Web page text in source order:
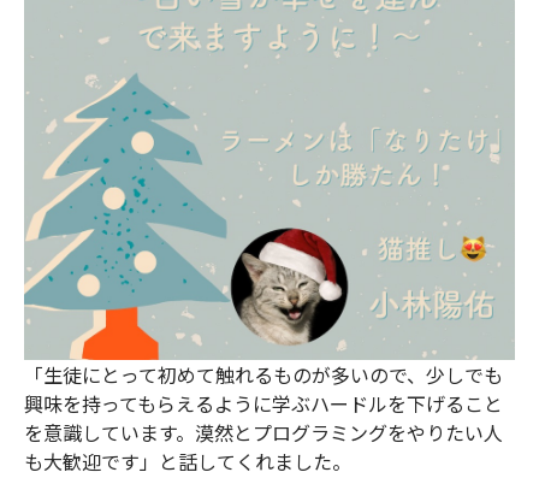
「生徒にとって初めて触れるものが多いので、少しでも
興味を持ってもらえるように学ぶハードルを下げること
を意識しています。漠然とプログラミングをやりたい人
も大歓迎です」と話してくれました。